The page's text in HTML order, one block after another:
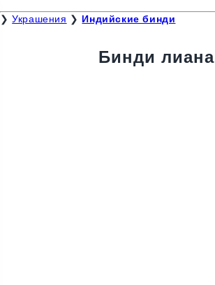
❯ Украшения ❯ Индийские бинди
Бинди лиана